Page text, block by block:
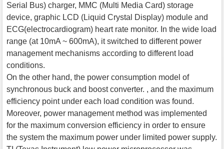
Serial Bus) charger, MMC (Multi Media Card) storage
device, graphic LCD (Liquid Crystal Display) module and
ECG(electrocardiogram) heart rate monitor. In the wide load
range (at 10mA ~ 600mA), it switched to different power
management mechanisms according to different load
conditions.
On the other hand, the power consumption model of
synchronous buck and boost converter. , and the maximum
efficiency point under each load condition was found.
Moreover, power management method was implemented
for the maximum conversion efficiency in order to ensure
the system the maximum power under limited power supply.